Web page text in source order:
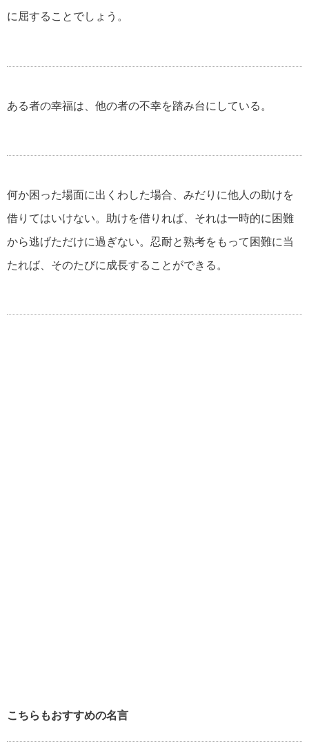
江原啓之の名言・格言
逆境を生き抜く名言・格言
に屈することでしょう。
ある者の幸福は、他の者の不幸を踏み台にしている。
何か困った場面に出くわした場合、みだりに他人の助けを
借りてはいけない。助けを借りれば、それは一時的に困難
から逃げただけに過ぎない。忍耐と熟考をもって困難に当
たれば、そのたびに成長することができる。
こちらもおすすめの名言